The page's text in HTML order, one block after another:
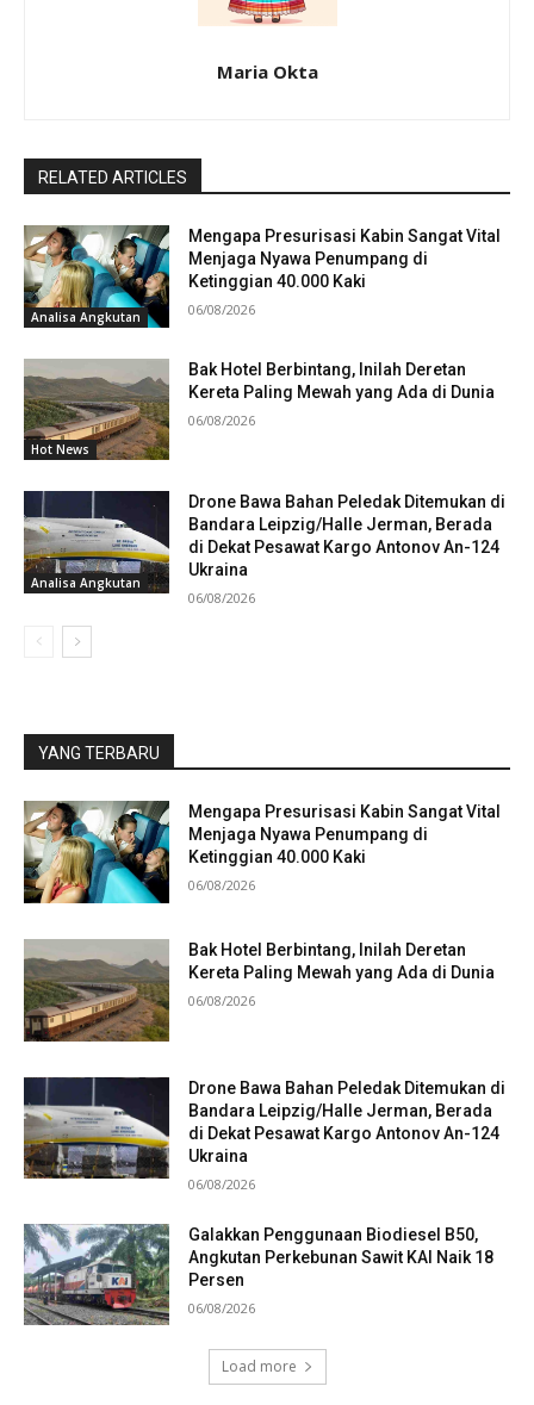
Maria Okta
RELATED ARTICLES
Analisa Angkutan
Mengapa Presurisasi Kabin Sangat Vital
Menjaga Nyawa Penumpang di
Ketinggian 40.000 Kaki
06/08/2026
Hot News
Bak Hotel Berbintang, Inilah Deretan
Kereta Paling Mewah yang Ada di Dunia
06/08/2026
Analisa Angkutan
Drone Bawa Bahan Peledak Ditemukan di
Bandara Leipzig/Halle Jerman, Berada
di Dekat Pesawat Kargo Antonov An-124
Ukraina
06/08/2026
YANG TERBARU
Mengapa Presurisasi Kabin Sangat Vital
Menjaga Nyawa Penumpang di
Ketinggian 40.000 Kaki
06/08/2026
Bak Hotel Berbintang, Inilah Deretan
Kereta Paling Mewah yang Ada di Dunia
06/08/2026
Drone Bawa Bahan Peledak Ditemukan di
Bandara Leipzig/Halle Jerman, Berada
di Dekat Pesawat Kargo Antonov An-124
Ukraina
06/08/2026
Galakkan Penggunaan Biodiesel B50,
Angkutan Perkebunan Sawit KAI Naik 18
Persen
06/08/2026
Load more